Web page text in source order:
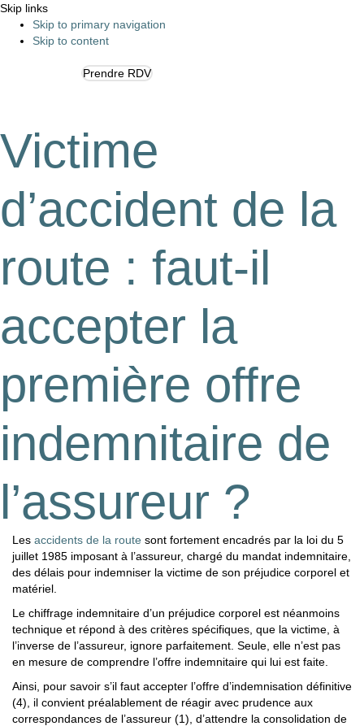
Skip links
Skip to primary navigation
Skip to content
Prendre RDV
Victime
d’accident de la
route : faut-il
accepter la
première offre
indemnitaire de
l’assureur ?
Les accidents de la route sont fortement encadrés par la loi du 5
juillet 1985 imposant à l’assureur, chargé du mandat indemnitaire,
des délais pour indemniser la victime de son préjudice corporel et
matériel.
Le chiffrage indemnitaire d’un préjudice corporel est néanmoins
technique et répond à des critères spécifiques, que la victime, à
l’inverse de l’assureur, ignore parfaitement. Seule, elle n’est pas
en mesure de comprendre l’offre indemnitaire qui lui est faite.
Ainsi, pour savoir s’il faut accepter l’offre d’indemnisation définitive
(4), il convient préalablement de réagir avec prudence aux
correspondances de l’assureur (1), d’attendre la consolidation de